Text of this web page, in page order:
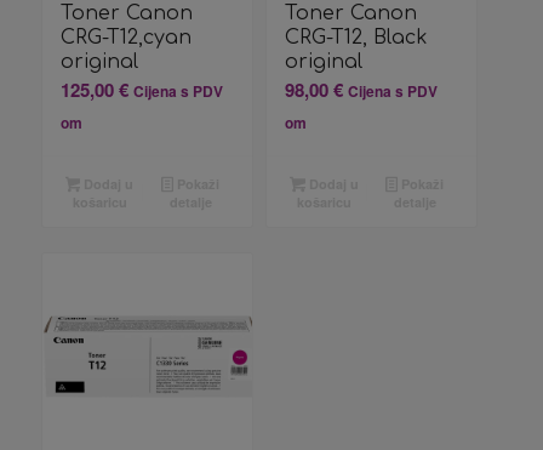
Toner Canon
CRG-T12,cyan
original
125,00€ Cijena s PDV
om
Toner Canon
CRG-T12, Black
original
98,00€ Cijena s PDV
om